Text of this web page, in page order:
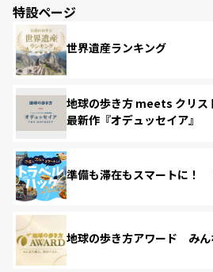
特設ページ
世界遺産ランキング
地球の歩き方 meets クリス
最新作『オデュッセイア』
準備も滞在もスマートに！
地球の歩き方アワード みん